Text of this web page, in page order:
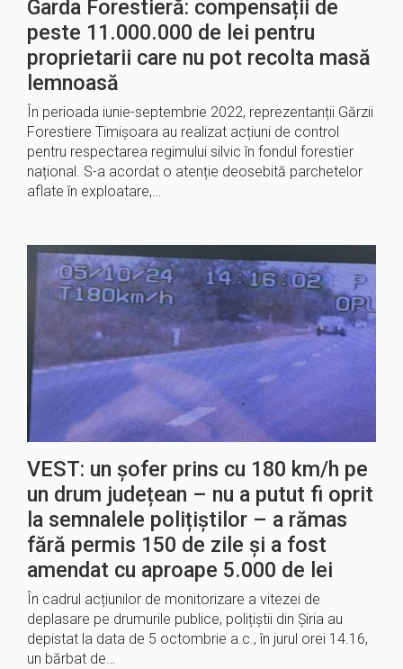
Garda Forestieră: compensații de
peste 11.000.000 de lei pentru
proprietarii care nu pot recolta masă
lemnoasă
În perioada iunie-septembrie 2022, reprezentanții Gărzii
Forestiere Timișoara au realizat acțiuni de control
pentru respectarea regimului silvic în fondul forestier
național. S-a acordat o atenție deosebită parchetelor
aflate în exploatare,…
VEST: un șofer prins cu 180 km/h pe
un drum județean – nu a putut fi oprit
la semnalele polițiștilor – a rămas
fără permis 150 de zile și a fost
amendat cu aproape 5.000 de lei
În cadrul acțiunilor de monitorizare a vitezei de
deplasare pe drumurile publice, polițiștii din Șiria au
depistat la data de 5 octombrie a.c., în jurul orei 14.16,
un bărbat de…